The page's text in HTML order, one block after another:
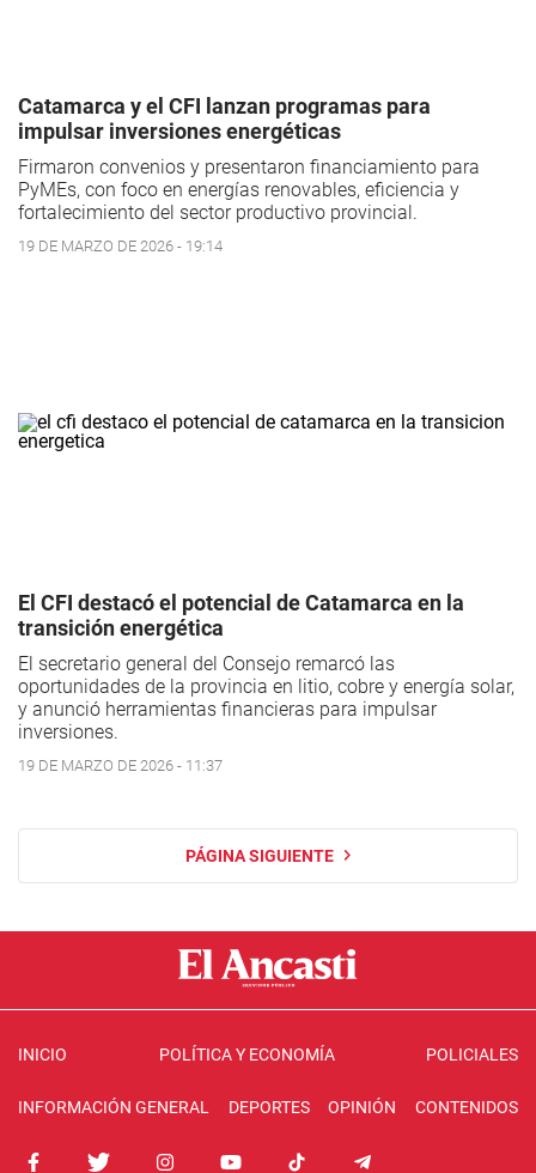
Catamarca y el CFI lanzan programas para
impulsar inversiones energéticas
Firmaron convenios y presentaron financiamiento para
PyMEs, con foco en energías renovables, eficiencia y
fortalecimiento del sector productivo provincial.
19 DE MARZO DE 2026 - 19:14
El CFI destacó el potencial de Catamarca en la
transición energética
El secretario general del Consejo remarcó las
oportunidades de la provincia en litio, cobre y energía solar,
y anunció herramientas financieras para impulsar
inversiones.
19 DE MARZO DE 2026 - 11:37
PÁGINA SIGUIENTE
INICIO POLÍTICA Y ECONOMÍA POLICIALES
INFORMACIÓN GENERAL DEPORTES OPINIÓN CONTENIDOS